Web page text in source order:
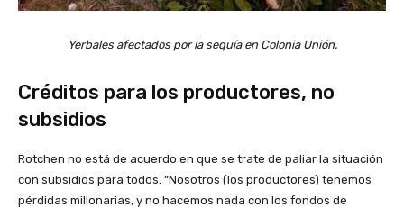
Yerbales afectados por la sequía en Colonia Unión.
Créditos para los productores, no
subsidios
Rotchen no está de acuerdo en que se trate de paliar la situación
con subsidios para todos. “Nosotros (los productores) tenemos
pérdidas millonarias, y no hacemos nada con los fondos de